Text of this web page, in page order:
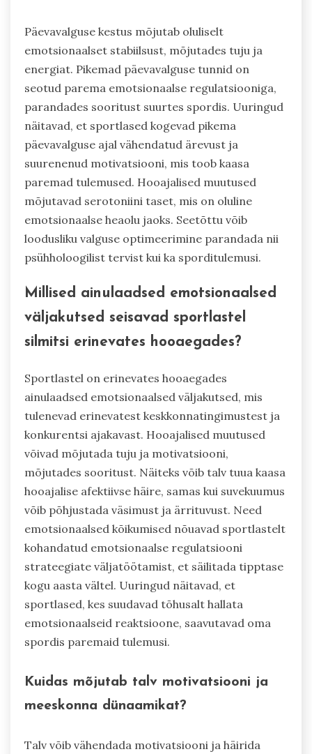
Päevavalguse kestus mõjutab oluliselt
emotsionaalset stabiilsust, mõjutades tuju ja
energiat. Pikemad päevavalguse tunnid on
seotud parema emotsionaalse regulatsiooniga,
parandades sooritust suurtes spordis. Uuringud
näitavad, et sportlased kogevad pikema
päevavalguse ajal vähendatud ärevust ja
suurenenud motivatsiooni, mis toob kaasa
paremad tulemused. Hooajalised muutused
mõjutavad serotoniini taset, mis on oluline
emotsionaalse heaolu jaoks. Seetõttu võib
loodusliku valguse optimeerimine parandada nii
psühholoogilist tervist kui ka sporditulemusi.
Millised ainulaadsed emotsionaalsed
väljakutsed seisavad sportlastel
silmitsi erinevates hooaegades?
Sportlastel on erinevates hooaegades
ainulaadsed emotsionaalsed väljakutsed, mis
tulenevad erinevatest keskkonnatingimustest ja
konkurentsi ajakavast. Hooajalised muutused
võivad mõjutada tuju ja motivatsiooni,
mõjutades sooritust. Näiteks võib talv tuua kaasa
hooajalise afektiivse häire, samas kui suvekuumus
võib põhjustada väsimust ja ärrituvust. Need
emotsionaalsed kõikumised nõuavad sportlastelt
kohandatud emotsionaalse regulatsiooni
strateegiate väljatöötamist, et säilitada tipptase
kogu aasta vältel. Uuringud näitavad, et
sportlased, kes suudavad tõhusalt hallata
emotsionaalseid reaktsioone, saavutavad oma
spordis paremaid tulemusi.
Kuidas mõjutab talv motivatsiooni ja
meeskonna dünaamikat?
Talv võib vähendada motivatsiooni ja häirida